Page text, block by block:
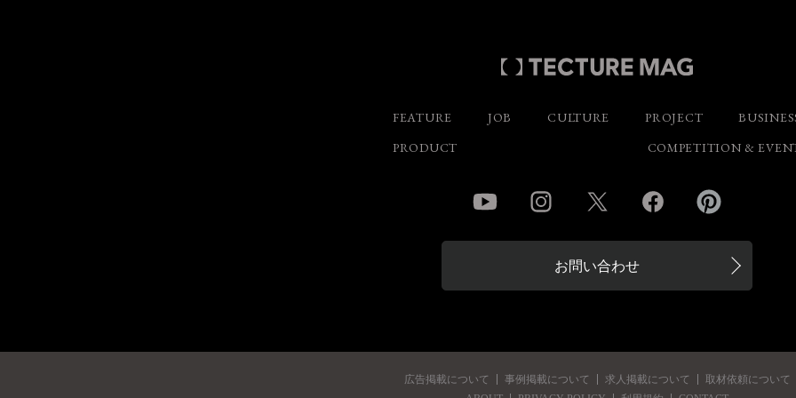
FEATURE JOB CULTURE PROJECT
PRODUCT
COMPETITION &
YouTube Instagram Twitter Facebook
お問い合わせ
広告掲載について 事例掲載について 求人掲載について
取材依頼について